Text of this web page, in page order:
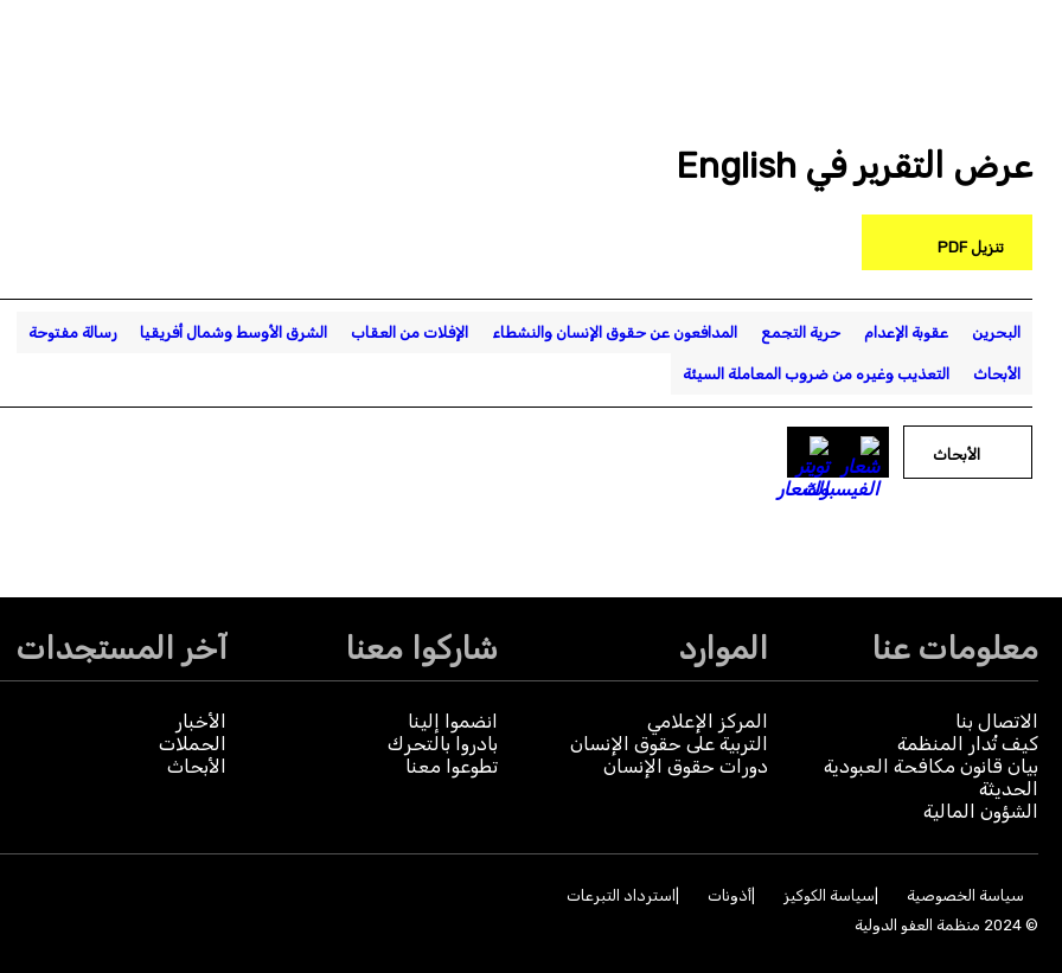
عرض التقرير في English
تنزيل PDF
البحرين عقوبة الإعدام حرية التجمع المدافعون عن حقوق الإنسان والنشطاء الإفلات من العقاب الشرق الأوسط وشمال أفريقيا رسالة مفتوحة
الأبحاث التعذيب وغيره من ضروب المعاملة السيئة
الأبحاث
معلومات عنا
الاتصال بنا
كيف تُدار المنظمة
بيان قانون مكافحة العبودية
الحديثة
الشؤون المالية
الموارد
المركز الإعلامي
التربية على حقوق الإنسان
دورات حقوق الإنسان
شاركوا معنا
انضموا إلينا
بادروا بالتحرك
تطوعوا معنا
آخر المستجدات
الأخبار
الحملات
الأبحاث
سياسة الخصوصية سياسة الكوكيز أذونات
استرداد التبرعات
© 2024 منظمة العفو الدولية